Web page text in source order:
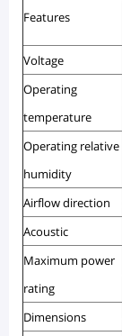
Features
Voltage
Operating
temperature
Operating relative
humidity
Airflow direction
Acoustic
Maximum power
rating
Dimensions